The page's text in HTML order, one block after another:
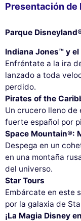
Presentación de
Parque
Indiana Jones™ y
Enfréntate a la ira
lanzado a toda
perdido.
Pirates of the
Un crucero lleno de
fuerte español por
Space Mountain®:
Despega en un
en una montaña
del universo.
Star Tours
Embárcate en este
por la galaxia de
¡La Magia Disney